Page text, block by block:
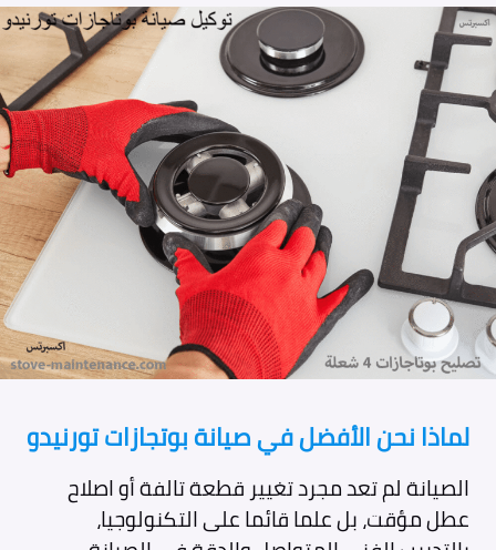
لماذا نحن الأفضل في صيانة بوتجازات تورنيدو
الصيانة لم تعد مجرد تغيير قطعة تالفة أو اصلاح
عطل مؤقت، بل علما قائما على التكنولوجيا،